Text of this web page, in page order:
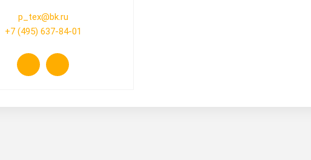
p_tex@bk.ru
+7 (495) 637-84-01